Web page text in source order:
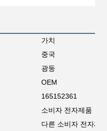
가치
중국
광둥
OEM
165152361
소비자 전자제품
다른 소비자 전자제